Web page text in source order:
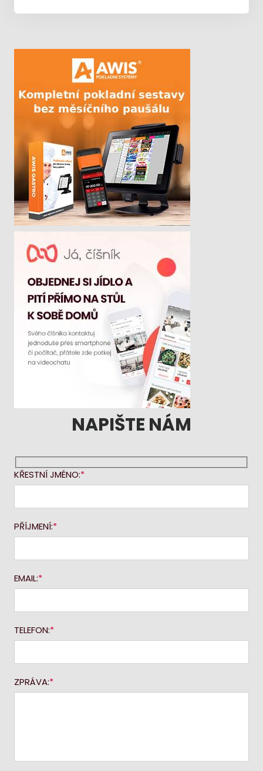
NAPIŠTE NÁM
KŘESTNÍ JMÉNO:
PŘÍJMENÍ:
EMAIL:
TELEFON:
ZPRÁVA: